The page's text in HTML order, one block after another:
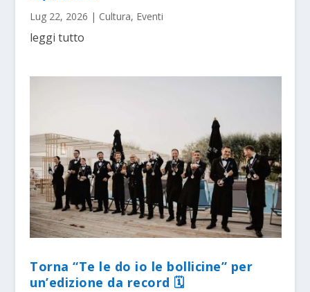
Lug 22, 2026 | Cultura, Eventi
leggi tutto
Torna “Te le do io le bollicine” per
un’edizione da record 🗓